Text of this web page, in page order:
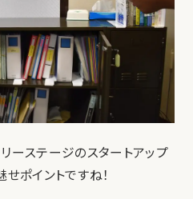
ーステージのスタートアップ
ポイントですね！